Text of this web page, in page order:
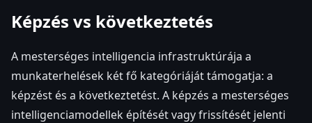
Képzés vs következtetés
A mesterséges intelligencia infrastruktúrája a
munkaterhelések két fő kategóriáját támogatja: a
képzést és a következtetést. A képzés a mesterséges
intelligenciamodellek építését vagy frissítését jelenti